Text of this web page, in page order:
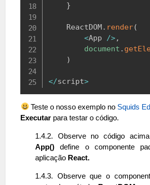
}
ReactDOM. render(
<App />,
document .
)
</script>
Teste o nosso exemplo no Squids
Executar para testar o código.
1.4.2. Observe no código
App() define o componente
aplicação React.
1.4.3. Observe que o